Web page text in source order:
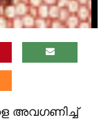
അവഗണിച്ച്